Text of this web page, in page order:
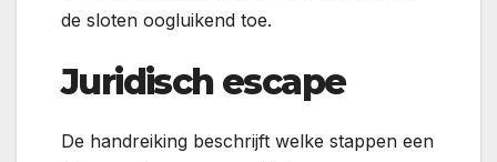
de sloten oogluikend toe.
Juridisch escape
De handreiking beschrijft welke stappen een